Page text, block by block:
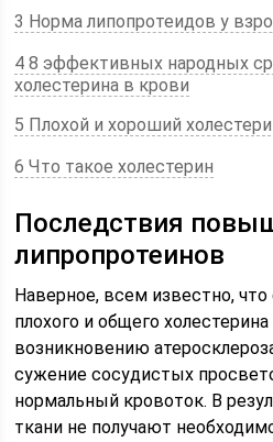
3 Норма липопротеидов у
4 8 эффективных народных
холестерина в крови
5 Плохой и хороший
6 Что такое холестерин
Последствия
липропротеинов
Наверное, всем известно,
плохого и общего
возникновению
сужение сосудистых
нормальный кровоток. В
ткани не получают